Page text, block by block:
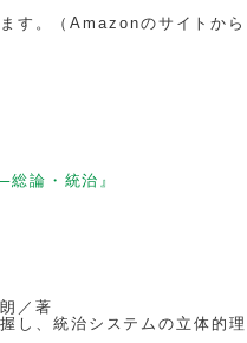
す。（Amazonのサイトか
総論・統治』
／著
し、統治システムの立体的